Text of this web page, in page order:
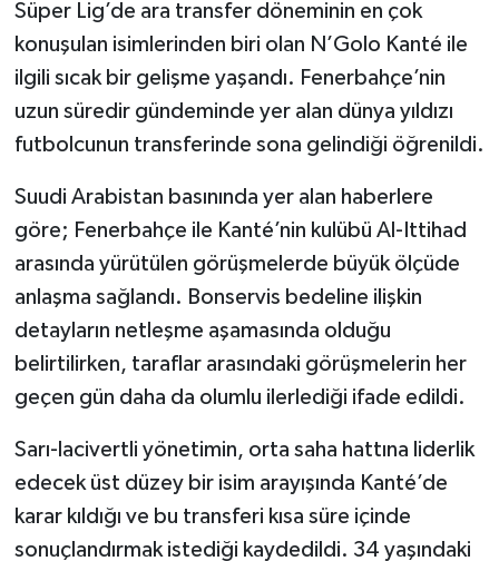
Süper Lig’de ara transfer döneminin en çok
konuşulan isimlerinden biri olan N’Golo Kanté ile
ilgili sıcak bir gelişme yaşandı. Fenerbahçe’nin
uzun süredir gündeminde yer alan dünya yıldızı
futbolcunun transferinde sona gelindiği öğrenildi.
Suudi Arabistan basınında yer alan haberlere
göre; Fenerbahçe ile Kanté’nin kulübü Al-Ittihad
arasında yürütülen görüşmelerde büyük ölçüde
anlaşma sağlandı. Bonservis bedeline ilişkin
detayların netleşme aşamasında olduğu
belirtilirken, taraflar arasındaki görüşmelerin her
geçen gün daha da olumlu ilerlediği ifade edildi.
Sarı-lacivertli yönetimin, orta saha hattına liderlik
edecek üst düzey bir isim arayışında Kanté’de
karar kıldığı ve bu transferi kısa süre içinde
sonuçlandırmak istediği kaydedildi. 34 yaşındaki
Türkiye Basketbol Ligi
Kadınlar Basketbol Ligi
Formula 1
Atletizm
Hentbol
At Yarışı
Bisiklet
Boks